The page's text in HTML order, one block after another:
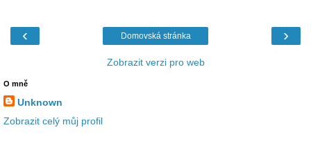
‹ ›
Domovská stránka
Zobrazit verzi pro web
O mně
Unknown
Zobrazit celý můj profil